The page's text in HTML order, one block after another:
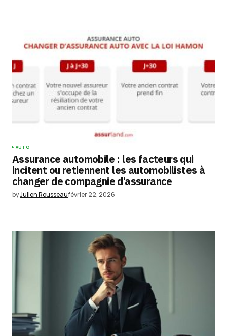
AUTO
Assurance automobile : les facteurs qui
incitent ou retiennent les automobilistes à
changer de compagnie d’assurance
byJulien Rousseaufévrier 22, 2026